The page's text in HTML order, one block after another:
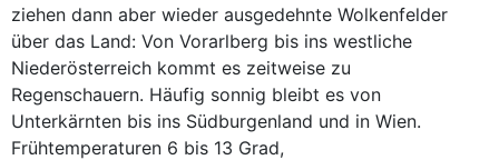
ziehen dann aber wieder ausgedehnte Wolkenfelder
über das Land: Von Vorarlberg bis ins westliche
Niederösterreich kommt es zeitweise zu
Regenschauern. Häufig sonnig bleibt es von
Unterkärnten bis ins Südburgenland und in Wien.
Frühtemperaturen 6 bis 13 Grad,